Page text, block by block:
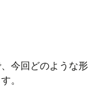
今回どのような形
。